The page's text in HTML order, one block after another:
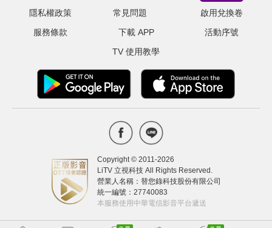
隱私權政策
服務條款
常見問題
下載 APP
TV 使用教學
啟用兌換卷
活動序號
Copyright © 2011-2026
LiTV 立視科技 All Rights Reserved.
營業人名稱：替您錄科技股份有限公司
統一編號：27740083
本服務使用中華電信影音平台遞送